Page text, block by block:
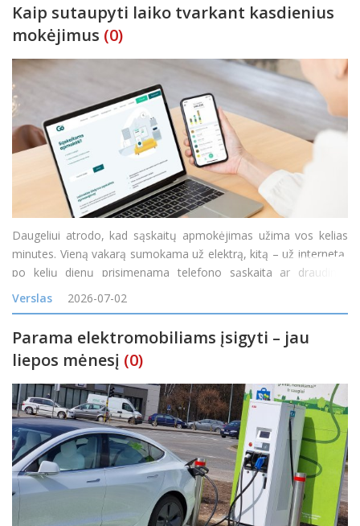
Kaip sutaupyti laiko tvarkant kasdienius
mokėjimus (0)
Daugeliui atrodo, kad sąskaitų apmokėjimas užima vos kelias
minutes. Vieną vakarą sumokama už elektrą, kitą – už internetą,
po kelių dienų prisimenama telefono sąskaita ar draudimo
įmoka. Atskirai kiekvienas mokėjimas tikrai nėra ilgas, tačiau per
mėnesį tokie trumpi darbai susideda į nemažai
Verslas 2026-07-02
Parama elektromobiliams įsigyti – jau
liepos mėnesį (0)